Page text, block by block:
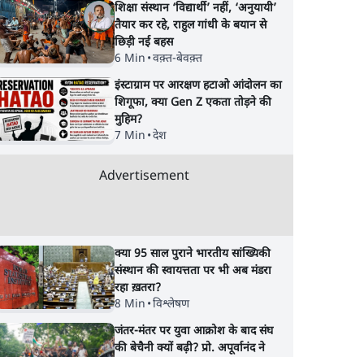
शिक्षा संस्थान ‘विद्यार्थी’ नहीं, ‘अनुयायी’
तैयार कर रहे, राहुल गांधी के बयान से
छिड़ी नई बहस
6 Min •वक़्त-बेवक़्त
इंस्टाग्राम पर आरक्षण हटाओ आंदोलन का
शिगूफा, क्या Gen Z एकता तोड़ने की
मुहिम?
7 Min •देश
Advertisement
क्या 95 साल पुराने भारतीय सांख्यिकी
संस्थान की स्वायत्तता पर भी अब मंडरा
रहा ख़तरा?
8 Min •विश्लेषण
जंतर-मंतर पर युवा आक्रोश के बाद संघ
की बेचैनी क्यों बढ़ी? प्रो. अपूर्वानंद ने